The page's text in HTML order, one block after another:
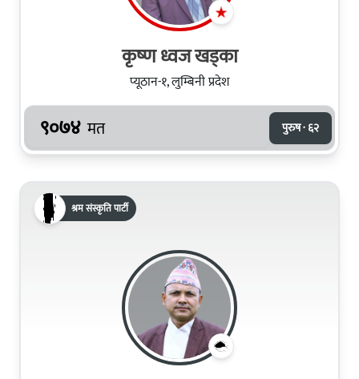
कृष्‍ण ध्वज खड्का
प्यूठान-१, लुम्बिनी प्रदेश
९०७४ मत पुरुष · ६२
श्रम संस्कृति पार्टी